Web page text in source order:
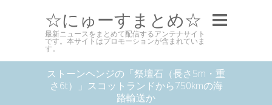
☆にゅーすまとめ☆
最新ニュースをまとめて配信するアンテナサイト
です。本サイトはプロモーションが含まれていま
す。
ストーンヘンジの「祭壇石（長さ5m・重
さ6t）」スコットランドから750kmの海
路輸送か